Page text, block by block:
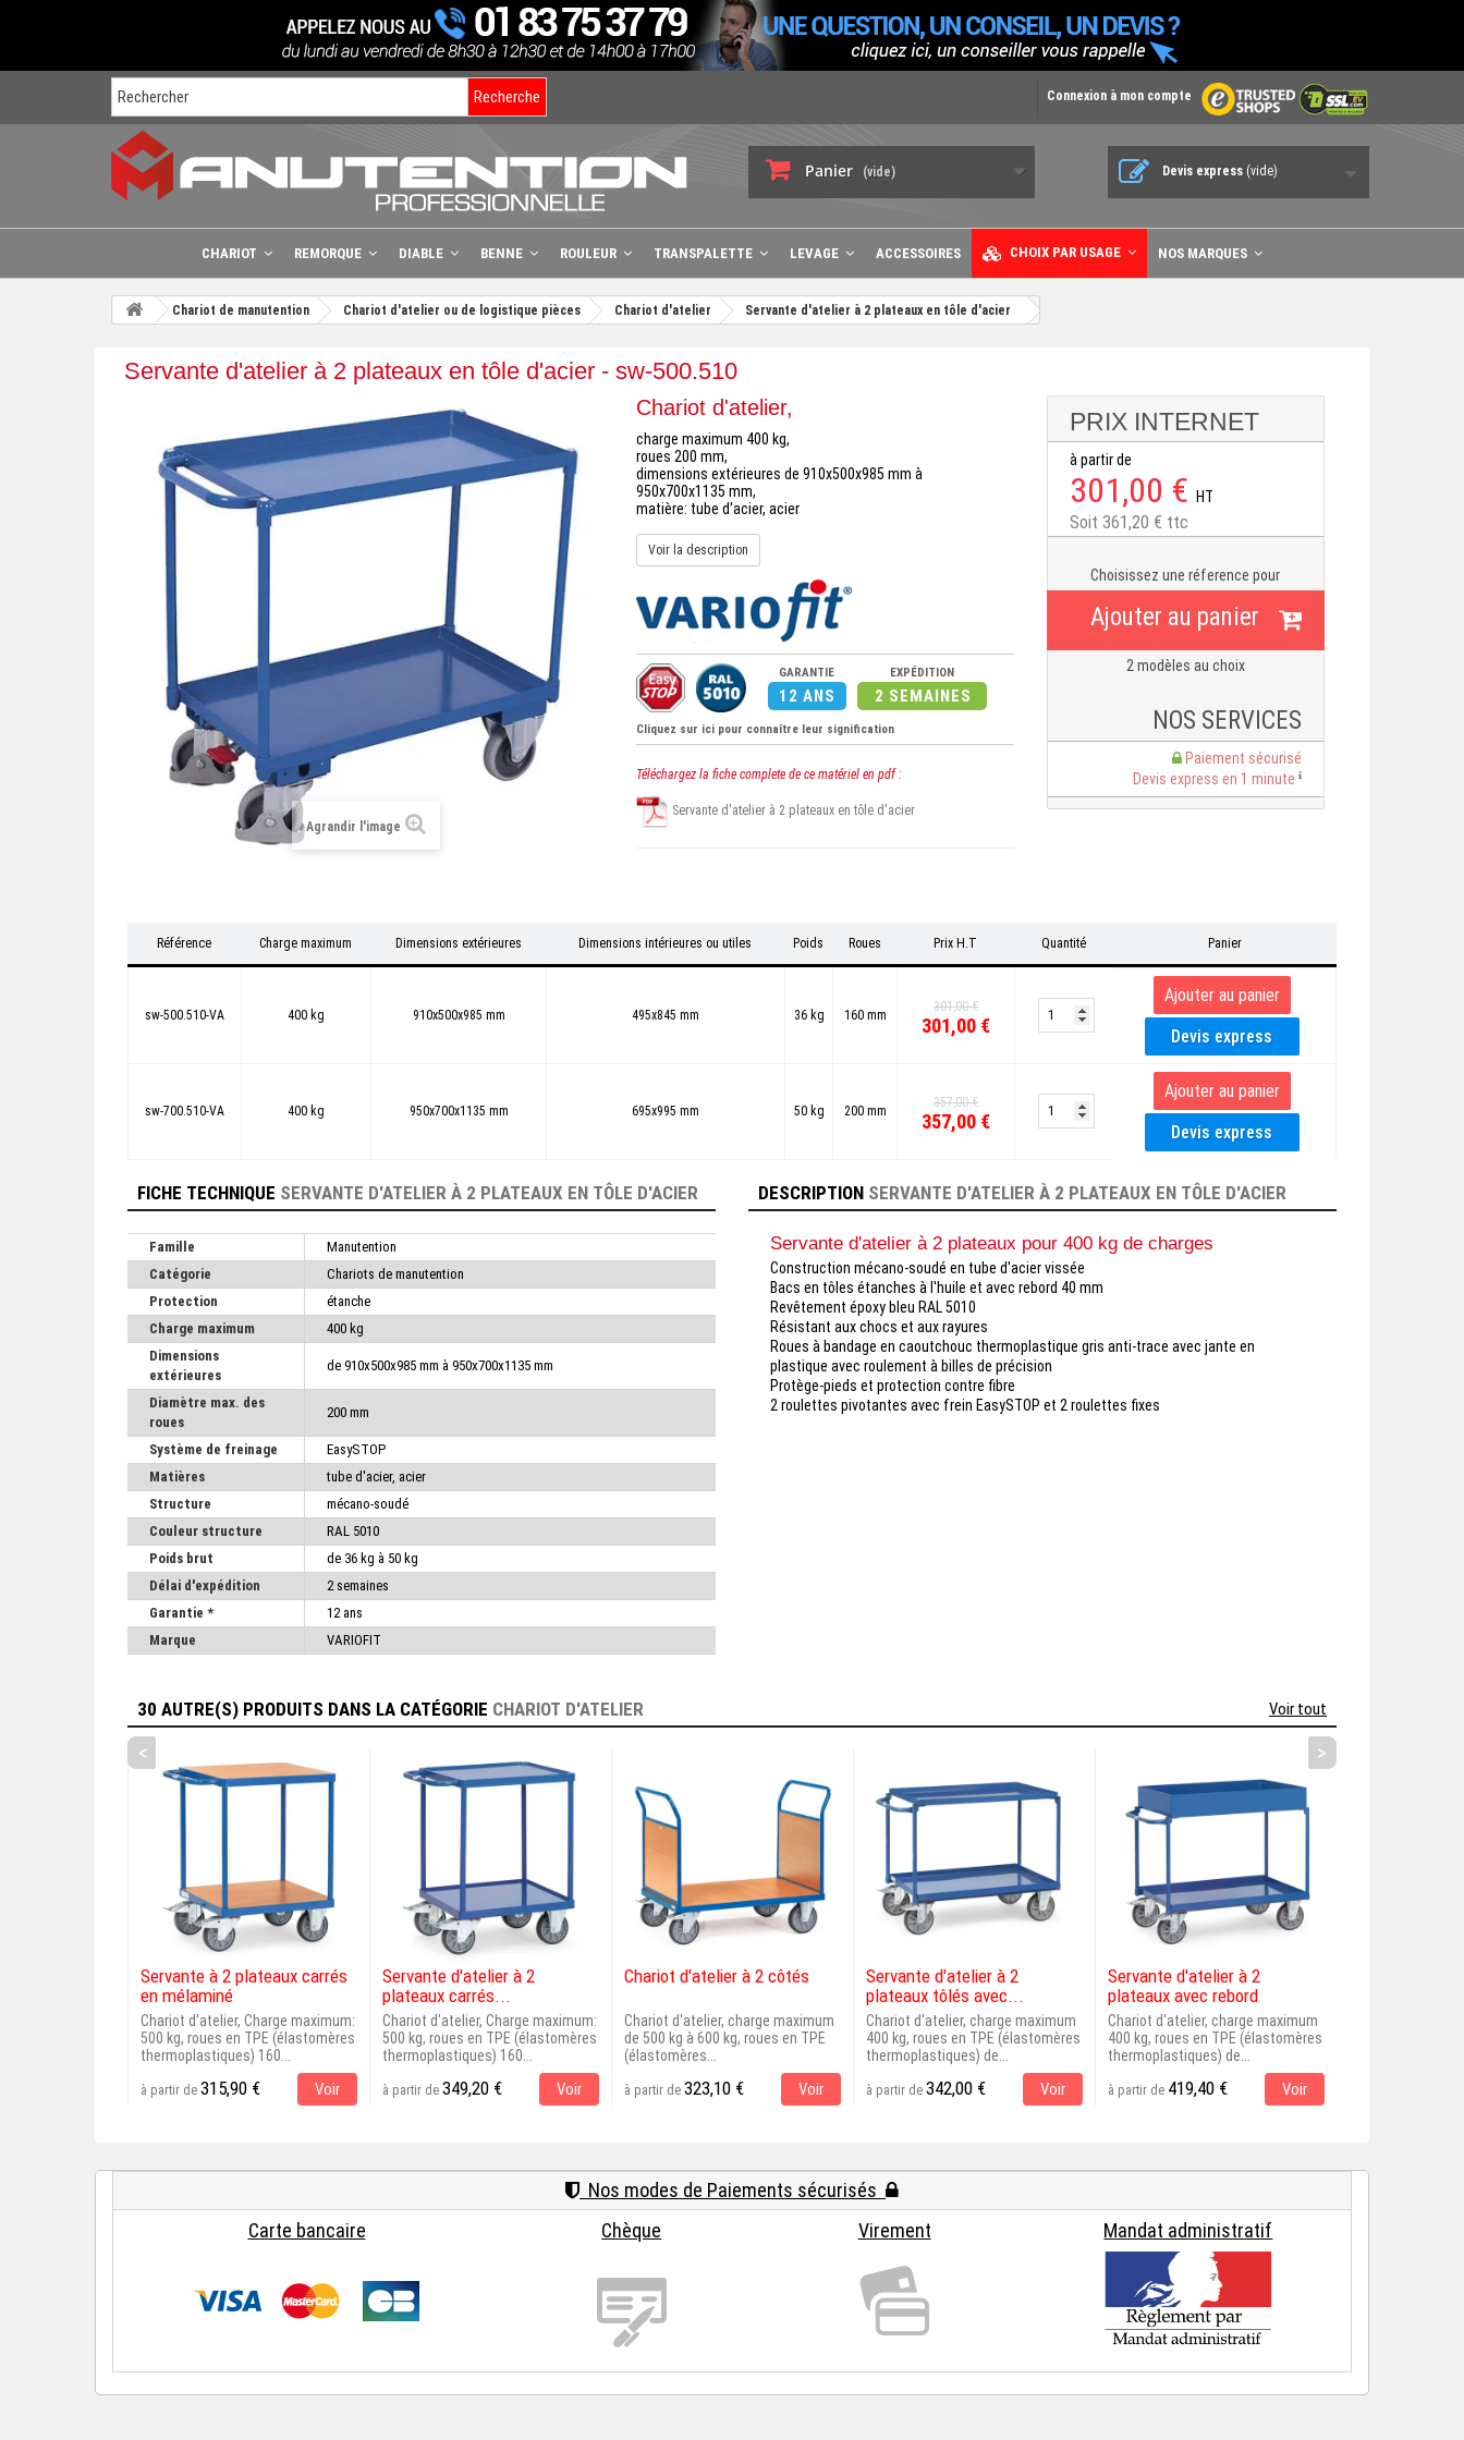
Recherche Connexion à mon compte
Panier (vide) Devis express (vide)
CHARIOT REMORQUE DIABLE BENNE ROULEUR TRANSPALETTE LEVAGE ACCESSOIRES CHOIX PAR USAGE NOS MARQUES
Chariot de manutention Chariot d'atelier ou de logistique pièces Chariot d'atelier Servante d'atelier à 2 plateaux en tôle d'acier
Servante d'atelier à 2 plateaux en tôle d'acier - sw-500.510
Agrandir l'image
Chariot d'atelier,
charge maximum 400 kg,
roues 200 mm,
dimensions extérieures de 910x500x985 mm à
950x700x1135 mm,
matière: tube d'acier, acier
Voir la description
GARANTIE
12 ANS
EXPÉDITION
2 SEMAINES
Cliquez sur ici pour connaître leur signification
Téléchargez la fiche complete de ce matériel en pdf :
Servante d'atelier à 2 plateaux en tôle d'acier
PRIX INTERNET
à partir de
301,00 € HT
Soit 361,20 € ttc
Choisissez une réference pour
Ajouter au panier
2 modèles au choix
NOS SERVICES
Paiement sécurisé
Devis express en 1 minute
Référence Charge maximum Dimensions extérieures Dimensions intérieures ou utiles Poids Roues Prix H.T Quantité Panier
sw-500.510-VA 400 kg 910x500x985 mm 495x845 mm 36 kg 160 mm
301,00 €
301,00 €
sw-700.510-VA 400 kg 950x700x1135 mm 695x995 mm 50 kg 200 mm
357,00 €
357,00 €
FICHE TECHNIQUE SERVANTE D'ATELIER À 2 PLATEAUX EN TÔLE D'ACIER
Famille
Manutention
Catégorie
Chariots de manutention
Protection
étanche
Charge maximum
400 kg
Dimensions
extérieures
de 910x500x985 mm à 950x700x1135 mm
Diamètre max. des
roues
200 mm
Système de freinage
EasySTOP
Matières
tube d'acier, acier
Structure
mécano-soudé
Couleur structure
RAL 5010
Poids brut
de 36 kg à 50 kg
Délai d'expédition
2 semaines
Garantie *
12 ans
Marque
VARIOFIT
DESCRIPTION SERVANTE D'ATELIER À 2 PLATEAUX EN TÔLE D'ACIER
Servante d'atelier à 2 plateaux pour 400 kg de charges
Construction mécano-soudé en tube d'acier vissée
Bacs en tôles étanches à l'huile et avec rebord 40 mm
Revêtement époxy bleu RAL 5010
Résistant aux chocs et aux rayures
Roues à bandage en caoutchouc thermoplastique gris anti-trace avec jante en
plastique avec roulement à billes de précision
Protège-pieds et protection contre fibre
2 roulettes pivotantes avec frein EasySTOP et 2 roulettes fixes
30 AUTRE(S) PRODUITS DANS LA CATÉGORIE CHARIOT D'ATELIER Voir tout
< >
Servante à 2 plateaux carrés
en mélaminé
Chariot d'atelier, Charge maximum:
500 kg, roues en TPE (élastomères
thermoplastiques) 160...
à partir de315,90 € Voir
Servante d'atelier à 2
plateaux carrés...
Chariot d'atelier, Charge maximum:
500 kg, roues en TPE (élastomères
thermoplastiques) 160...
à partir de349,20 € Voir
Chariot d'atelier à 2 côtés
Chariot d'atelier, charge maximum
de 500 kg à 600 kg, roues en TPE
(élastomères...
à partir de323,10 € Voir
Servante d'atelier à 2
plateaux tôlés avec...
Chariot d'atelier, charge maximum
400 kg, roues en TPE (élastomères
thermoplastiques) de...
à partir de342,00 € Voir
Servante d'atelier à 2
plateaux avec rebord
Chariot d'atelier, charge maximum
400 kg, roues en TPE (élastomères
thermoplastiques) de...
à partir de 419,40 € Voir
Nos modes de Paiements sécurisés
Carte bancaire
Chèque Virement Mandat administratif